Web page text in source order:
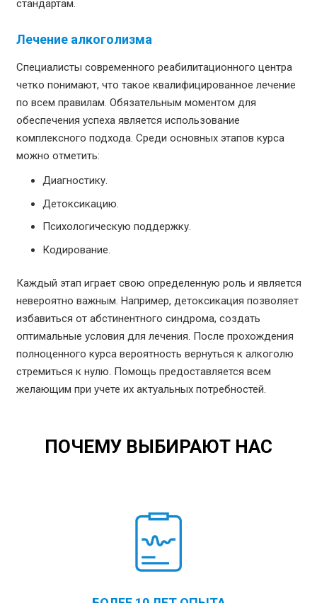
стандартам.
Лечение алкоголизма
Специалисты современного реабилитационного центра
четко понимают, что такое квалифицированное лечение
по всем правилам. Обязательным моментом для
обеспечения успеха является использование
комплексного подхода. Среди основных этапов курса
можно отметить:
Диагностику.
Детоксикацию.
Психологическую поддержку.
Кодирование.
Каждый этап играет свою определенную роль и является
невероятно важным. Например, детоксикация позволяет
избавиться от абстинентного синдрома, создать
оптимальные условия для лечения. После прохождения
полноценного курса вероятность вернуться к алкоголю
стремиться к нулю. Помощь предоставляется всем
желающим при учете их актуальных потребностей.
ПОЧЕМУ ВЫБИРАЮТ НАС